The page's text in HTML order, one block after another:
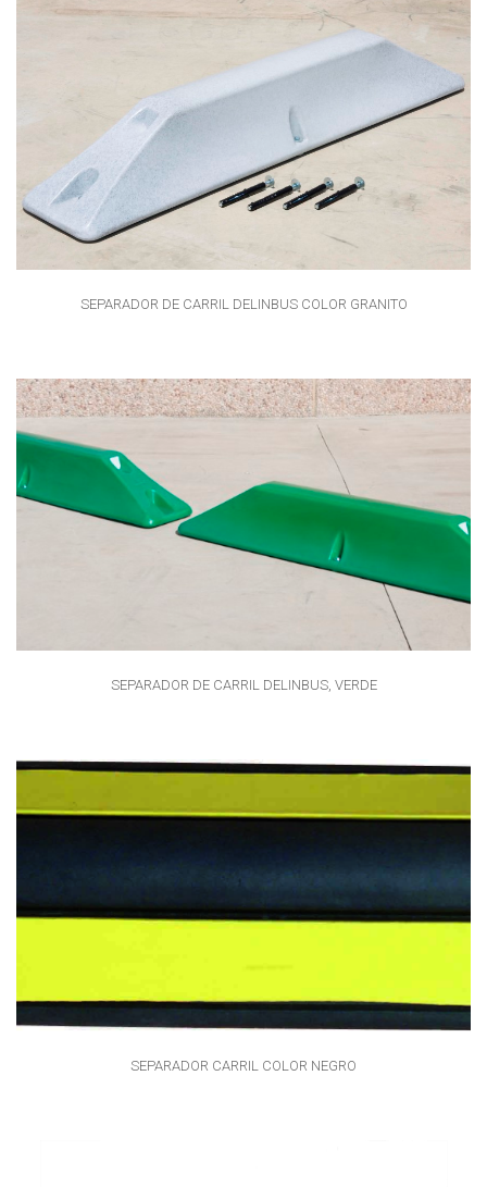
SEPARADOR DE CARRIL DELINBUS COLOR GRANITO
SEPARADOR DE CARRIL DELINBUS, VERDE
SEPARADOR CARRIL COLOR NEGRO